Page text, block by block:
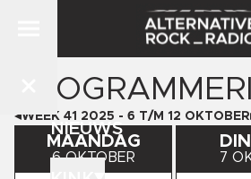
NIEUWS
WEEK 41 2025 - 6 T/M 12 OKTOBER
MAANDAG
6 OKTOBER 7